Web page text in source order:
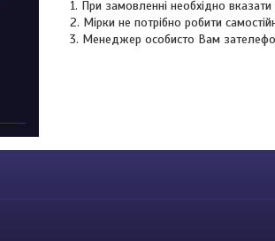
При замовленні необхідно вказати
Мірки не потрібно робити
Менеджер особисто Вам